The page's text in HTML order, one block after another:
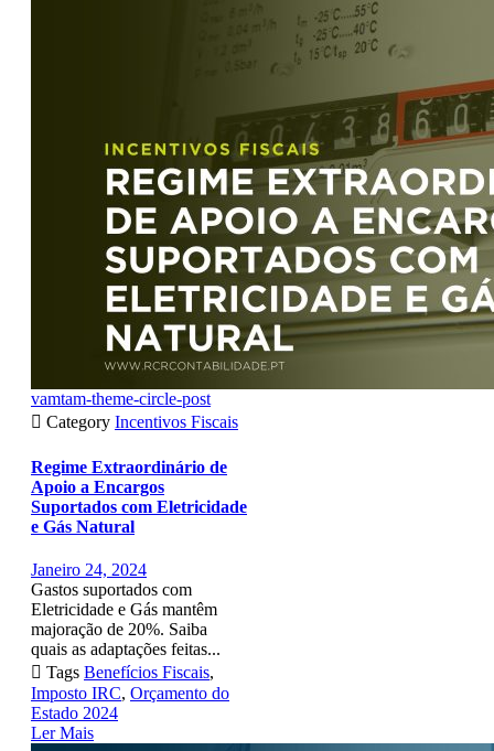
vamtam-theme-circle-post
 Category Incentivos Fiscais
Regime Extraordinário de
Apoio a Encargos
Suportados com Eletricidade
e Gás Natural
Janeiro 24, 2024
Gastos suportados com
Eletricidade e Gás mantêm
majoração de 20%. Saiba
quais as adaptações feitas...
 Tags Benefícios Fiscais,
Imposto IRC, Orçamento do
Estado 2024
Ler Mais